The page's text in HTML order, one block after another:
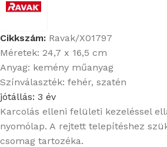
Cikkszám: Ravak/X01797
Méretek: 24,7 x 16,5 cm
Anyag: kemény műanyag
Színválaszték: fehér, szatén
jótállás: 3 év
Karcolás elleni felületi kezeléssel
nyomólap. A rejtett telepítéshez
csomag tartozéka.